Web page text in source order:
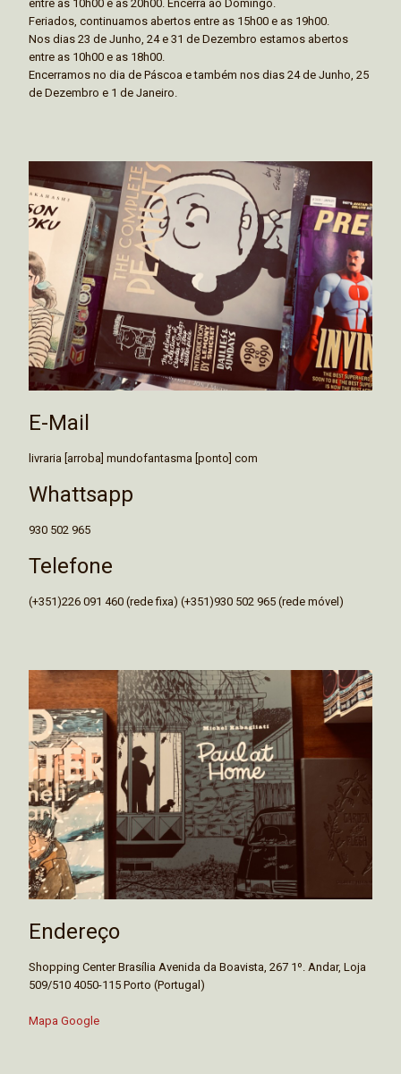
entre as 10h00 e as 20h00. Encerra ao Domingo.
Feriados, continuamos abertos entre as 15h00 e as 19h00.
Nos dias 23 de Junho, 24 e 31 de Dezembro estamos abertos
entre as 10h00 e as 18h00.
Encerramos no dia de Páscoa e também nos dias 24 de Junho, 25
de Dezembro e 1 de Janeiro.
E-Mail
livraria [arroba] mundofantasma [ponto] com
Whattsapp
930 502 965
Telefone
(+351)226 091 460 (rede fixa) (+351)930 502 965 (rede móvel)
Endereço
Shopping Center Brasília Avenida da Boavista, 267 1º. Andar, Loja
509/510 4050-115 Porto (Portugal)
Mapa Google